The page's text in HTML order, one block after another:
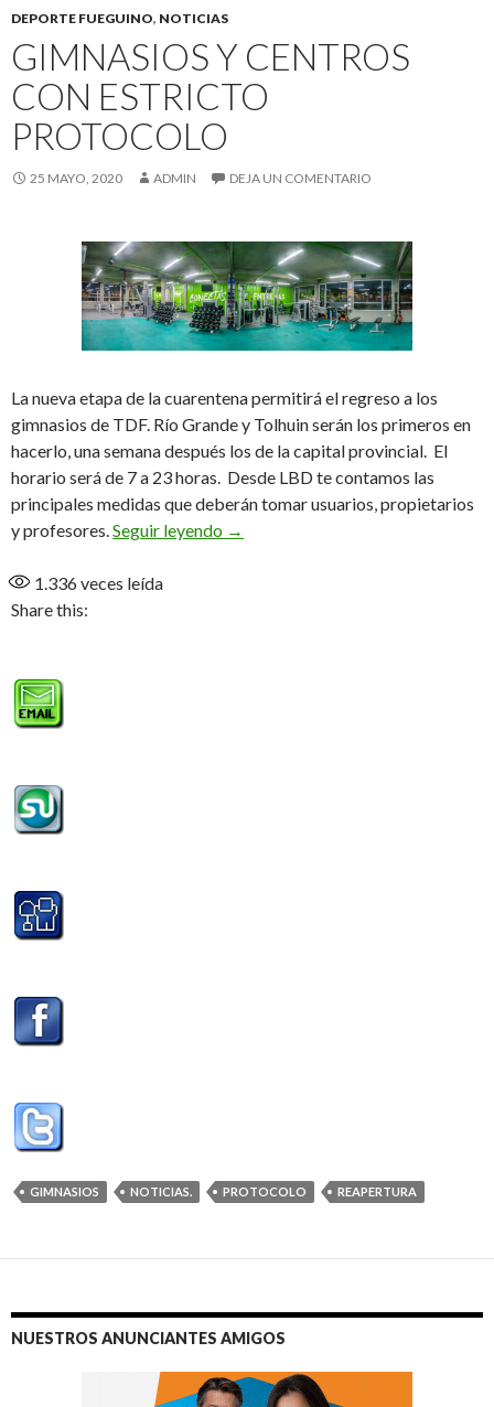
DEPORTE FUEGUINO, NOTICIAS
GIMNASIOS Y CENTROS
CON ESTRICTO
PROTOCOLO
25 MAYO, 2020 ADMIN DEJA UN COMENTARIO
La nueva etapa de la cuarentena permitirá el regreso a los
gimnasios de TDF. Río Grande y Tolhuin serán los primeros en
hacerlo, una semana después los de la capital provincial. El
horario será de 7 a 23 horas. Desde LBD te contamos las
principales medidas que deberán tomar usuarios, propietarios
y profesores.Seguir leyendo Gimnasios y Centros con estricto
→
1.336veces leída
Share this:
GIMNASIOS NOTICIAS. PROTOCOLO REAPERTURA
NUESTROS ANUNCIANTES AMIGOS